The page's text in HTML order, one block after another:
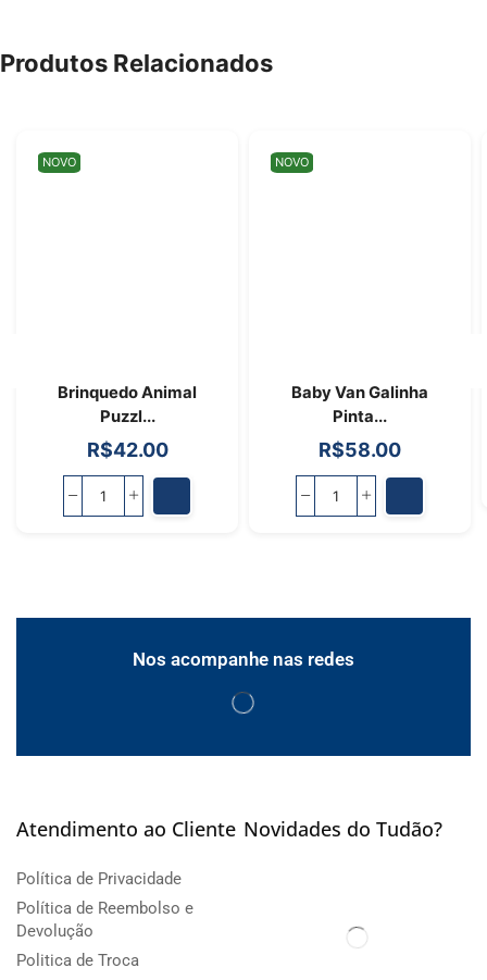
Produtos Relacionados
NOVO
Brinquedo Animal
Puzzl...
R$42.00
NOVO
Baby Van Galinha
Pinta...
R$58.00
Nos acompanhe nas redes
Atendimento ao Cliente
Política de Privacidade
Política de Reembolso e
Devolução
Politica de Troca
Novidades do Tudão?